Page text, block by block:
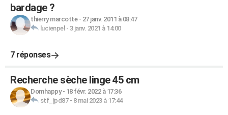
bardage ?
thierry marcotte- 27 janv. 2011 à 08:47
lucienpel - 3 janv. 2021 à 14:00
7 réponses
Recherche sèche linge 45 cm
Domhappy- 18 févr. 2022 à 17:36
stf_jpd87- 8 mai 2023 à 17:44